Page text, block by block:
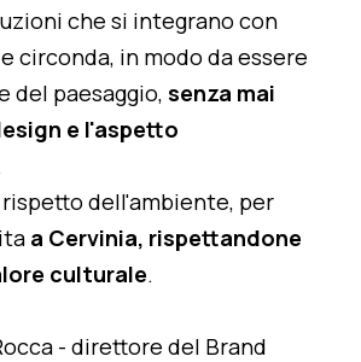
che si integrano con
circonda, in modo da essere
del paesaggio, senza mai
e l'aspetto
rispetto dell'ambiente, per
a Cervinia, rispettandone
culturale.
- direttore del Brand